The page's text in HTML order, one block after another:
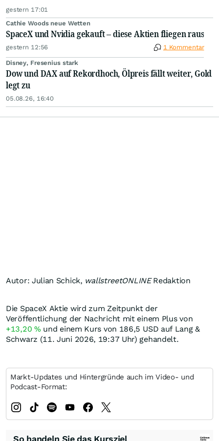
gestern 17:01
Cathie Woods neue Wetten
SpaceX und Nvidia gekauft – diese Aktien fliegen raus
gestern 12:56 1 Kommentar
Disney, Fresenius stark
Dow und DAX auf Rekordhoch, Ölpreis fällt weiter, Gold
legt zu
05.08.26, 16:40
Autor: Julian Schick, wallstreetONLINERedaktion
Die SpaceX Aktie wird zum Zeitpunkt der
Veröffentlichung der Nachricht mit einem Plus von
+13,20 % und einem Kurs von 186,5 USD auf Lang &
Schwarz (11. Juni 2026, 19:37 Uhr) gehandelt.
Markt-Updates und Hintergründe auch im Video- und
Podcast-Format:
So handeln Sie das Kursziel